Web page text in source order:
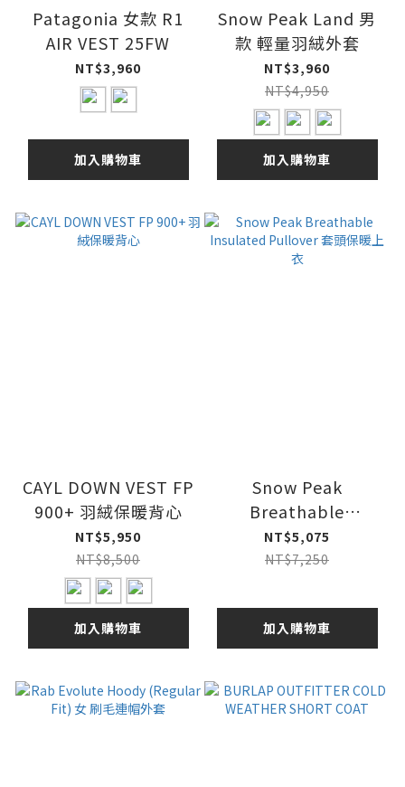
Patagonia 女款 R1
AIR VEST 25FW
NT$3,960
加入購物車
Snow Peak Land 男
款 輕量羽絨外套
NT$3,960
NT$4,950
加入購物車
CAYL DOWN VEST FP
900+ 羽絨保暖背心
NT$5,950
NT$8,500
加入購物車
Snow Peak
Breathable
Insulated Pullover
套頭保暖上衣
NT$5,075
NT$7,250
加入購物車